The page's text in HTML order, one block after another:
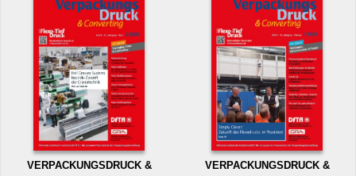
VERPACKUNGSDRUCK &
VERPACKUNGSDRUCK &